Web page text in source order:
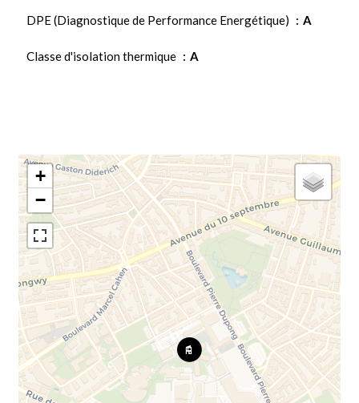
DPE (Diagnostique de Performance Energétique) A
Classe d'isolation thermique A
+
−